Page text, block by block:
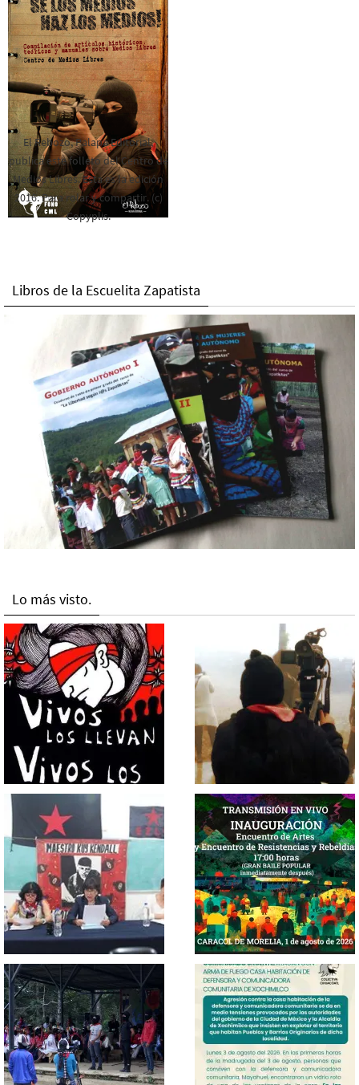
El Rebozo, Palapa Editorial,
publica este folleto del Centro de
Medios Libres. Esta es la edición
2016. Para rolar y compartir. (c)
Copyplis.
Libros de la Escuelita Zapatista
Lo más visto.